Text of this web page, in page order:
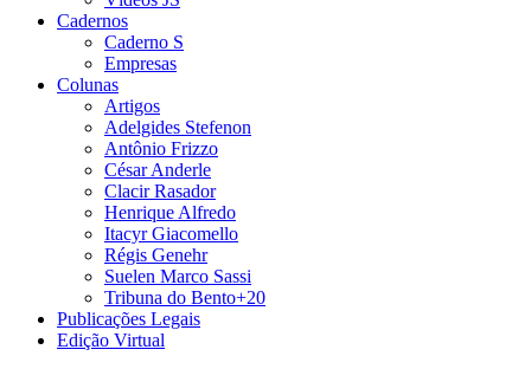
Cadernos
Caderno S
Empresas
Colunas
Artigos
Adelgides Stefenon
Antônio Frizzo
César Anderle
Clacir Rasador
Henrique Alfredo
Itacyr Giacomello
Régis Genehr
Suelen Marco Sassi
Tribuna do Bento+20
Publicações Legais
Edição Virtual